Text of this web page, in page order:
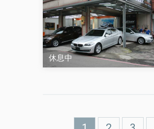
休息中